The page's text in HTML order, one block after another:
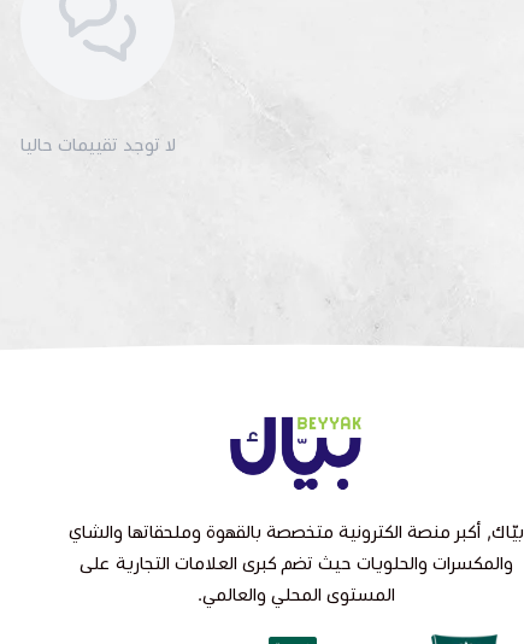
لا توجد تقييمات حاليا
بيّاك, أكبر منصة الكترونية متخصصة بالقهوة وملحقاتها والشاي
والمكسرات والحلويات حيث تضم كبرى العلامات التجارية على
المستوى المحلي والعالمي.